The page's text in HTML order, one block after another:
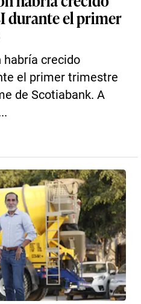
durante el primer
habría crecido
el primer trimestre
de Scotiabank. A